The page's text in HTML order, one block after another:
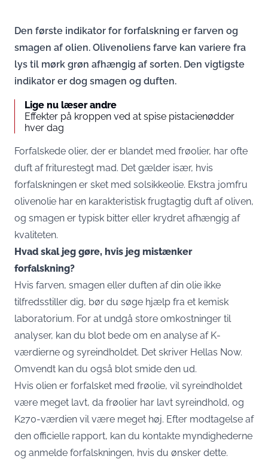
Den første indikator for forfalskning er farven og
smagen af olien. Olivenoliens farve kan variere fra
lys til mørk grøn afhængig af sorten. Den vigtigste
indikator er dog smagen og duften.
Lige nu læser andre
Effekter på kroppen ved at spise pistacienødder
hver dag
Forfalskede olier, der er blandet med frøolier, har ofte
duft af friturestegt mad. Det gælder især, hvis
forfalskningen er sket med solsikkeolie. Ekstra jomfru
olivenolie har en karakteristisk frugtagtig duft af oliven,
og smagen er typisk bitter eller krydret afhængig af
kvaliteten.
Hvad skal jeg gøre, hvis jeg mistænker
forfalskning?
Hvis farven, smagen eller duften af din olie ikke
tilfredsstiller dig, bør du søge hjælp fra et kemisk
laboratorium. For at undgå store omkostninger til
analyser, kan du blot bede om en analyse af K-
værdierne og syreindholdet. Det skriver Hellas Now.
Omvendt kan du også blot smide den ud.
Hvis olien er forfalsket med frøolie, vil syreindholdet
være meget lavt, da frøolier har lavt syreindhold, og
K270-værdien vil være meget høj. Efter modtagelse af
den officielle rapport, kan du kontakte myndighederne
og anmelde forfalskningen, hvis du ønsker dette.